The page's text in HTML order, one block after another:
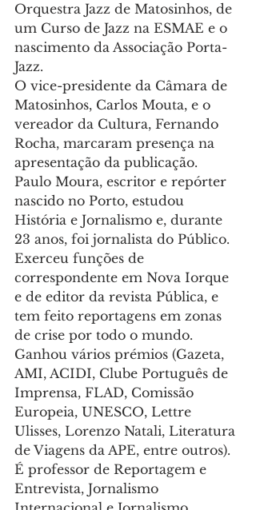
Orquestra Jazz de Matosinhos, de
um Curso de Jazz na ESMAE e o
nascimento da Associação Porta-
Jazz.
O vice-presidente da Câmara de
Matosinhos, Carlos Mouta, e o
vereador da Cultura, Fernando
Rocha, marcaram presença na
apresentação da publicação.
Paulo Moura, escritor e repórter
nascido no Porto, estudou
História e Jornalismo e, durante
23 anos, foi jornalista do Público.
Exerceu funções de
correspondente em Nova Iorque
e de editor da revista Pública, e
tem feito reportagens em zonas
de crise por todo o mundo.
Ganhou vários prémios (Gazeta,
AMI, ACIDI, Clube Português de
Imprensa, FLAD, Comissão
Europeia, UNESCO, Lettre
Ulisses, Lorenzo Natali, Literatura
de Viagens da APE, entre outros).
É professor de Reportagem e
Entrevista, Jornalismo